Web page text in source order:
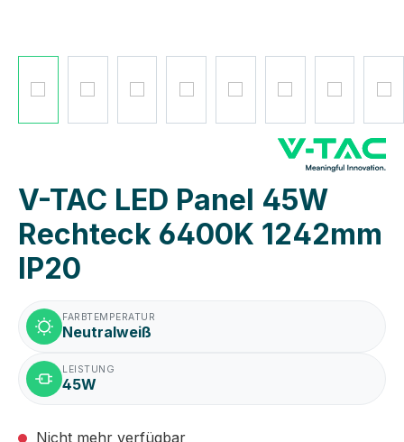
V-TAC LED Panel 45W
Rechteck 6400K 1242mm
IP20
FARBTEMPERATUR
Neutralweiß
LEISTUNG
45W
Nicht mehr verfügbar